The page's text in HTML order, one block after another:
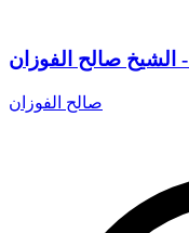
صالح الفوزان
صالح الفوزان